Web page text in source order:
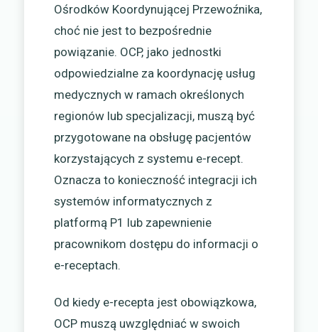
Ośrodków Koordynującej Przewoźnika,
choć nie jest to bezpośrednie
powiązanie. OCP, jako jednostki
odpowiedzialne za koordynację usług
medycznych w ramach określonych
regionów lub specjalizacji, muszą być
przygotowane na obsługę pacjentów
korzystających z systemu e-recept.
Oznacza to konieczność integracji ich
systemów informatycznych z
platformą P1 lub zapewnienie
pracownikom dostępu do informacji o
e-receptach.
Od kiedy e-recepta jest obowiązkowa,
OCP muszą uwzględniać w swoich